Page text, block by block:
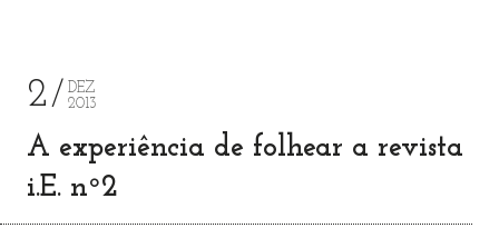
2
DEZ
2013
A experiência de folhear a revista
i.E. nº2